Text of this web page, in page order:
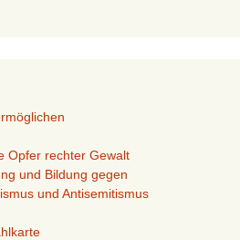
Opfer rechter Gewalt
und Bildung gegen
und Antisemitismus